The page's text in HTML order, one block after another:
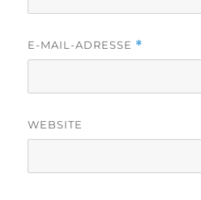
E-MAIL-ADRESSE *
WEBSITE